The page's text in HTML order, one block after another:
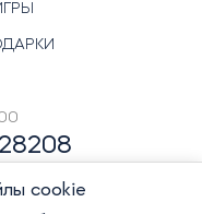
cookie